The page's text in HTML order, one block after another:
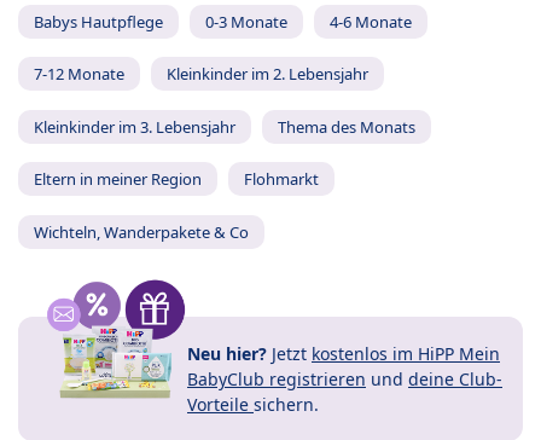
Babys Hautpflege 0-3 Monate 4-6 Monate
7-12 Monate Kleinkinder im 2. Lebensjahr
Kleinkinder im 3. Lebensjahr Thema des Monats
Eltern in meiner Region Flohmarkt
Wichteln, Wanderpakete & Co
Neu hier? Jetzt kostenlos im HiPP Mein
BabyClub registrieren und deine Club-
Vorteile sichern.